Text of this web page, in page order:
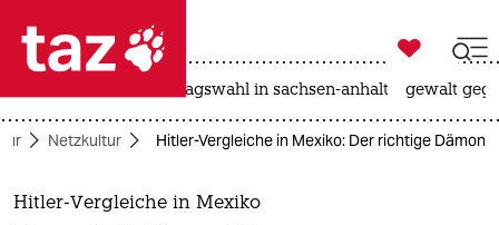
 taz zahl ich
taz zahl ich
themen

taz zahl ich
landtagswahl in sachsen-anhalt gewalt
Netzkultur Hitler-Vergleiche in Mexiko: Der richtige Dämon
Hitler-Vergleiche in Mexiko